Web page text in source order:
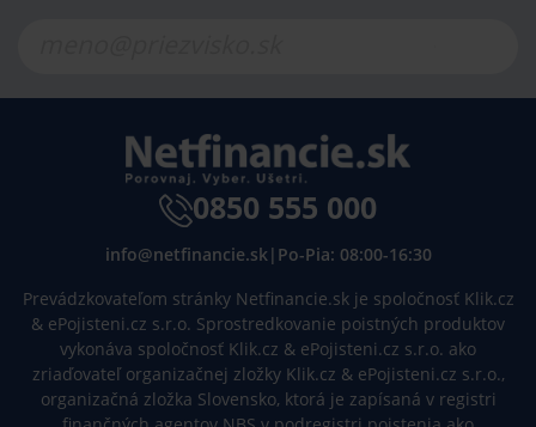
0850 555 000
info@netfinancie.sk| Po-Pia: 08:00-16:30
Prevádzkovateľom stránky Netfinancie.sk je spoločnosť Klik.cz
& ePojisteni.cz s.r.o. Sprostredkovanie poistných produktov
vykonáva spoločnosť Klik.cz & ePojisteni.cz s.r.o. ako
zriaďovateľ organizačnej zložky Klik.cz & ePojisteni.cz s.r.o.,
organizačná zložka Slovensko, ktorá je zapísaná v registri